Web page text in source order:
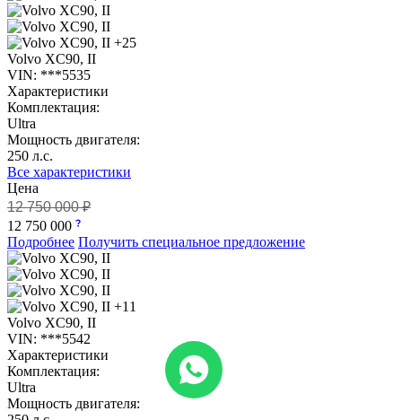
+25
Volvo XC90, II
VIN: ***5535
Характеристики
Комплектация:
Ultra
Мощность двигателя:
250 л.с.
Все характеристики
Цена
12 750 000 ₽
12 750 000
Подробнее Получить специальное предложение
+11
Volvo XC90, II
VIN: ***5542
Характеристики
Комплектация:
Ultra
Мощность двигателя: